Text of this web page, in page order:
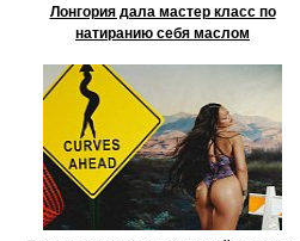
Лонгория дала мастер класс по
натиранию себя маслом